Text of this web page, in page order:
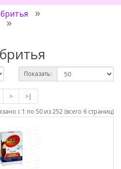
Показать:
>
>|
с 1 по 50 из 252 (всего 6 страниц)